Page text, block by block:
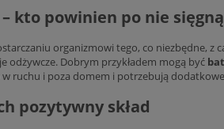
kto powinien po nie
organizmowi tego, co niezbędne,
odżywcze. Dobrym przykładem mogą być
ruchu i poza domem i potrzebują
pozytywny skład